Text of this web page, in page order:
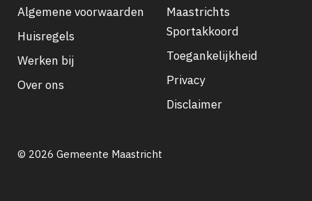
Footer
navigatie
Algemene voorwaarden
Huisregels
Werken bij
Over ons
Maastrichts
Sportakkoord
Toegankelijkheid
Privacy
Disclaimer
© 2026 Gemeente Maastricht